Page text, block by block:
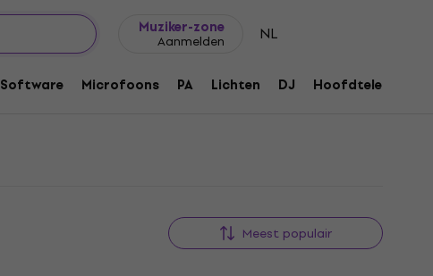
Muziker-zone
Aanmelden NL
Software Microfoons PA Lichten DJ Hoofdtelefoons
Meest populair